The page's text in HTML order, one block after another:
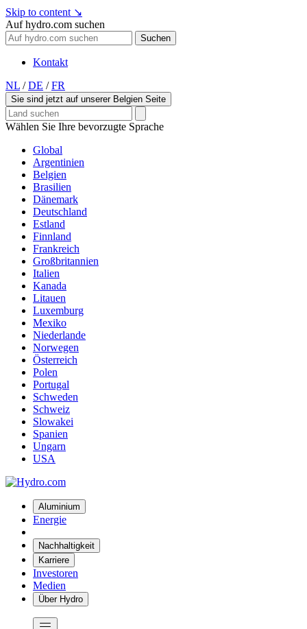
Skip to content ↘
Auf hydro.com suchen
Suchen
Kontakt
NL / DE / FR
Sie sind jetzt auf unserer Belgien Seite
Wählen Sie Ihre bevorzugte Sprache
Global
Argentinien
Belgien
Brasilien
Dänemark
Deutschland
Estland
Finnland
Frankreich
Großbritannien
Italien
Kanada
Litauen
Luxemburg
Mexiko
Niederlande
Norwegen
Österreich
Polen
Portugal
Schweden
Schweiz
Slowakei
Spanien
Ungarn
USA
Aluminium
Energie
Nachhaltigkeit
Karriere
Investoren
Medien
Über Hydro